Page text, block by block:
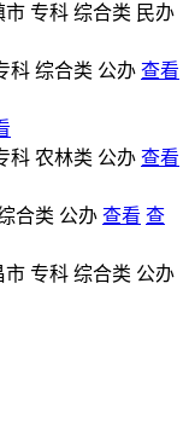
市 专科 综合类 民办
科 综合类 公办 查看
科 农林类 公办 查看
合类 公办 查看 查
市 专科 综合类 公办